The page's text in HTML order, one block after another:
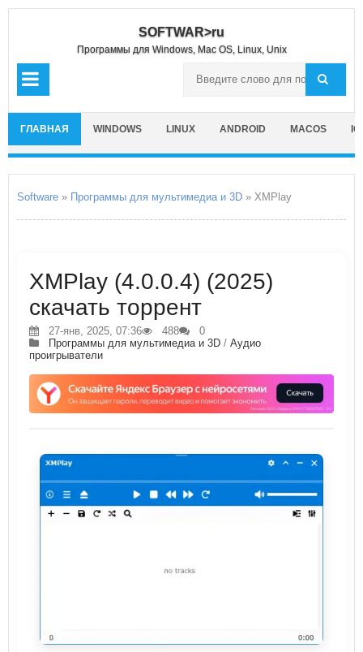
SOFTWAR>ru
Программы для Windows, Mac OS, Linux, Unix
ГЛАВНАЯ WINDOWS LINUX ANDROID MACOS
Software » Программы для мультимедиа и 3D » XMPlay
XMPlay (4.0.0.4) (2025)
скачать торрент
27-янв, 2025, 07:36 488
0
Программы для мультимедиа и 3D / Аудио
проигрыватели